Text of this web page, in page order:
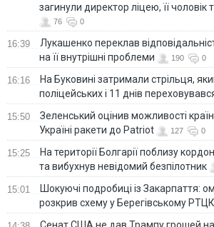
загинули директор ліцею, її чоловік
76 0
16:39
Лукашенко переклав
на її внутрішні проблеми
190 0
16:16
На Буковині затримали стрільця,
поліцейських і 11 днів
15:50
Зеленський оцінив можливості
Україні ракети до Patriot
127 0
15:25
На території Болгарії поблизу
та вибухнув невідомий безпілотник
15:01
Шокуючі подробиці із Закарпаття:
розкрив схему у Берегівському